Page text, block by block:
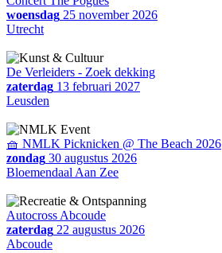
woensdag 25 november 2026
Utrecht
De Verleiders - Zoek dekking
zaterdag 13 februari 2027
Leusden
🧺 NMLK Picknicken @ The Beach 2026
zondag 30 augustus 2026
Bloemendaal Aan Zee
Autocross Abcoude
zaterdag 22 augustus 2026
Abcoude